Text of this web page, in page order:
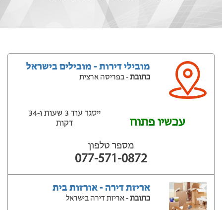
מובילי דירות - מובילים בישראל
כתובת- בפריסה ארצית
עכשיו פתוח
ייסגר עוד 3 שעות ‫ו-34
דקות
מספר טלפון
077-571-0872
אריזת דירה - אורזות בית
כתובת- אריזת דירה בישראל